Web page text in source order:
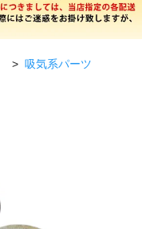
> 吸気系パーツ